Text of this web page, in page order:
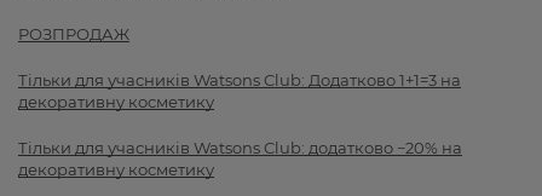
РОЗПРОДАЖ
Тільки для учасників Watsons Club: Додатково 1+1=3 на
декоративну косметику
Тільки для учасників Watsons Club: додатково −20% на
декоративну косметику